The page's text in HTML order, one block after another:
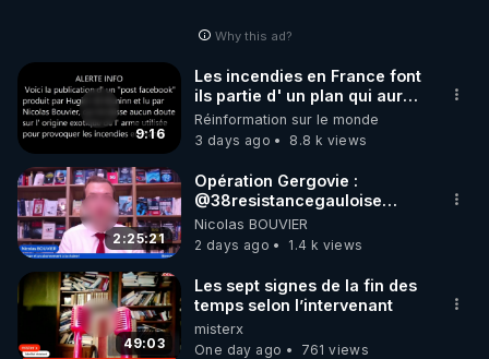
Why this ad?
9:16
Les incendies en France font
ils partie d' un plan qui aurait
débuté le 11 septembre 2001
?
Réinformation sur le monde
3 days ago
8.8 k views
2:25:21
Opération Gergovie :
‪@38resistancegauloise‬
‪@MarionSigautOfficiel‬
‪@gladysriifard5710‬ Laëtitia
Nicolas BOUVIER
2 days ago
1.4 k views
49:03
Les sept signes de la fin des
temps selon l’intervenant
misterx
One day ago
761 views